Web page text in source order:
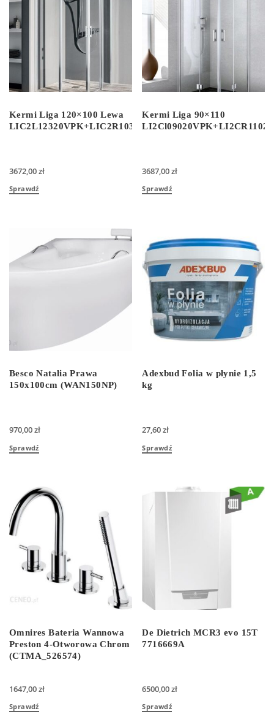
Kermi Liga 120×100 Lewa
LIC2L12320VPK+LIC2R10320VPK
3672,00zł
Sprawdź
Kermi Liga 90×110
3687,00zł
Sprawdź
Besco Natalia Prawa
150x100cm (WAN150NP)
970,00zł
Sprawdź
Adexbud Folia w płynie 1,5
kg
27,60zł
Sprawdź
Omnires Bateria Wannowa
Preston 4-Otworowa Chrom
(CTMA_526574)
1647,00zł
Sprawdź
De Dietrich MCR3 evo 15T
7716669A
6500,00zł
Sprawdź